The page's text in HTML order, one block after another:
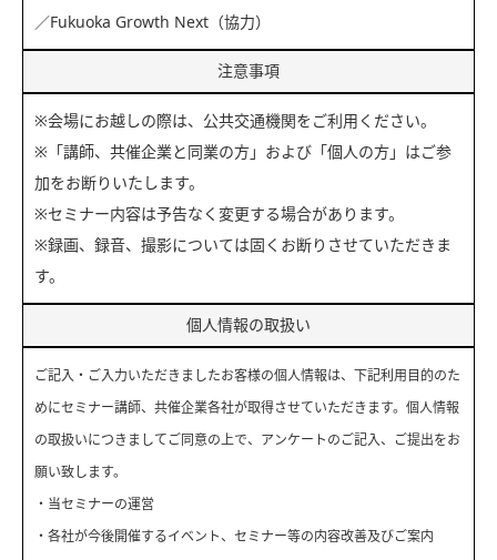
／Fukuoka Growth Next（協力）
注意事項
※会場にお越しの際は、公共交通機関をご利用ください。
※「講師、共催企業と同業の方」および「個人の方」はご参
加をお断りいたします。
※セミナー内容は予告なく変更する場合があります。
※録画、録音、撮影については固くお断りさせていただきま
す。
個人情報の取扱い
ご記入・ご入力いただきましたお客様の個人情報は、下記利用目的のた
めにセミナー講師、共催企業各社が取得させていただきます。個人情報
の取扱いにつきましてご同意の上で、アンケートのご記入、ご提出をお
願い致します。
・当セミナーの運営
・各社が今後開催するイベント、セミナー等の内容改善及びご案内